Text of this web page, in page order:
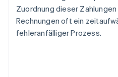
Zuordnung dieser
Rechnungen oft ein
fehleranfälliger Prozess.